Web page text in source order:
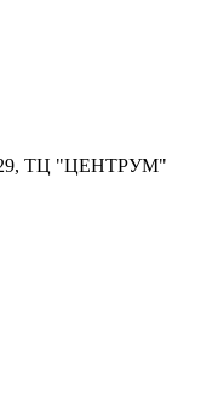
29, ТЦ "ЦЕНТРУМ"